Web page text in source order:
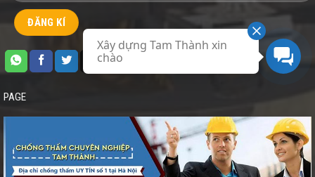
PAGE
Xây dựng Tam Thành xin
chào